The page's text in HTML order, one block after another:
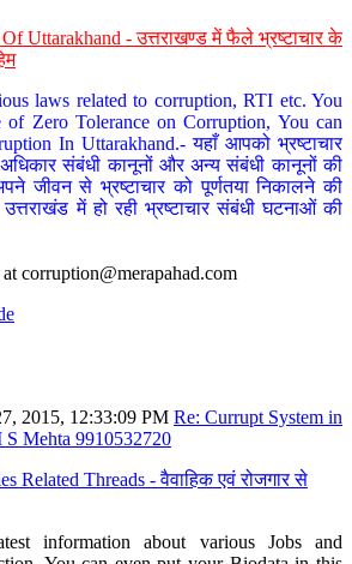
Uttarakhand - उत्तराखण्ड में फैले भ्रष्टाचार के
laws related to corruption, RTI etc. You
of Zero Tolerance on Corruption, You can
In Uttarakhand.- यहाँ आपको भ्रष्टाचार
संबंधी कानूनों और अन्य संबंधी कानूनों की
जीवन से भ्रष्टाचार को पूर्णतया निकालने की
में हो रही भ्रष्टाचार संबंधी घटनाओं की
corruption@merapahad.com
2015, 12:33:09 PM Re: Currupt System in
S Mehta 9910532720
Related Threads - वैवाहिक एवं रोजगार से
information about various Jobs and